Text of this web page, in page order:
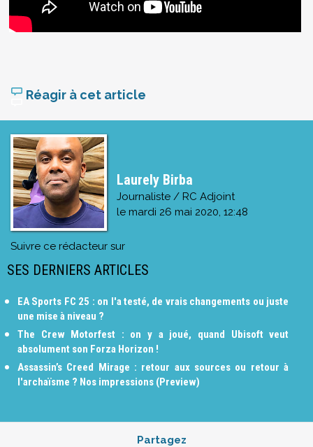
Réagir à cet article
Laurely Birba
Journaliste / RC Adjoint
le mardi 26 mai 2020, 12:48
Suivre ce rédacteur sur
SES DERNIERS ARTICLES
EA Sports FC 25 : on l'a testé, de vrais changements ou juste
une mise à niveau ?
The Crew Motorfest : on y a joué, quand Ubisoft veut
absolument son Forza Horizon !
Assassin’s Creed Mirage : retour aux sources ou retour à
l'archaïsme ? Nos impressions (Preview)
Partagez